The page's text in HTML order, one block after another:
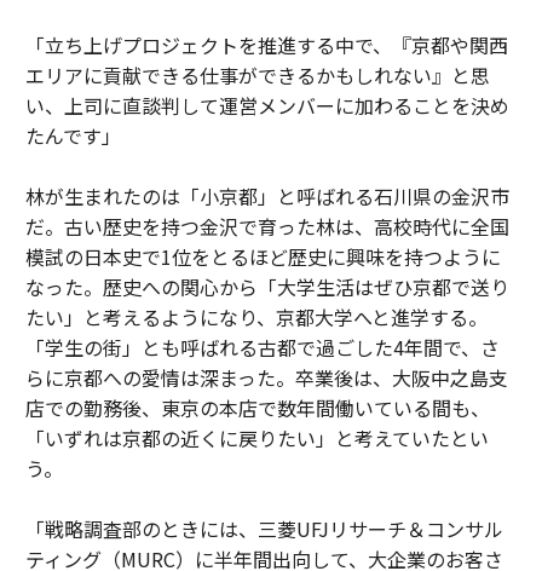
「立ち上げプロジェクトを推進する中で、『京都や関西
エリアに貢献できる仕事ができるかもしれない』と思
い、上司に直談判して運営メンバーに加わることを決め
たんです」
林が生まれたのは「小京都」と呼ばれる石川県の金沢市
だ。古い歴史を持つ金沢で育った林は、高校時代に全国
模試の日本史で1位をとるほど歴史に興味を持つように
なった。歴史への関心から「大学生活はぜひ京都で送り
たい」と考えるようになり、京都大学へと進学する。
「学生の街」とも呼ばれる古都で過ごした4年間で、さ
らに京都への愛情は深まった。卒業後は、大阪中之島支
店での勤務後、東京の本店で数年間働いている間も、
「いずれは京都の近くに戻りたい」と考えていたとい
う。
「戦略調査部のときには、三菱UFJリサーチ＆コンサル
ティング（MURC）に半年間出向して、大企業のお客さ